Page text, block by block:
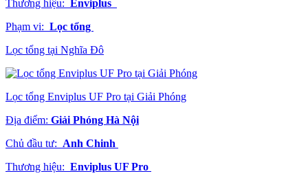
Thương hiệu: Enviplus
Phạm vi: Lọc tổng
Lọc tổng tại Nghĩa Đô
Lọc tổng Enviplus UF Pro tại Giải Phóng
Địa điểm: Giải Phóng Hà Nội
Chủ đầu tư: Anh Chinh
Thương hiệu: Enviplus UF Pro